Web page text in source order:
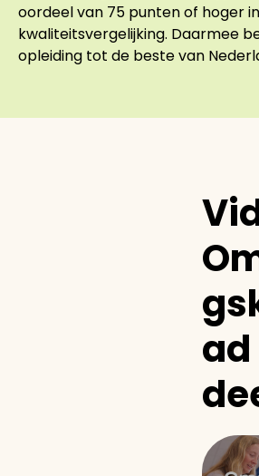
oordeel van 75 punten of hoger
kwaliteitsvergelijking. Daarmee
opleiding tot de beste van
ad